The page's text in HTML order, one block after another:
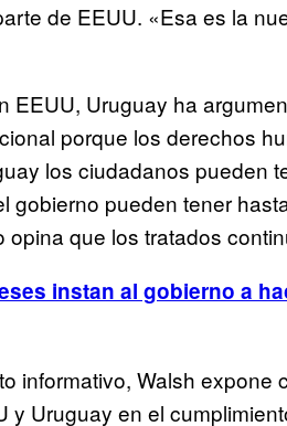
de EEUU. «Esa es la
EEUU, Uruguay ha
porque los derechos
los ciudadanos pueden
gobierno pueden tener
opina que los tratados
instan al gobierno a
informativo, Walsh
y Uruguay en el